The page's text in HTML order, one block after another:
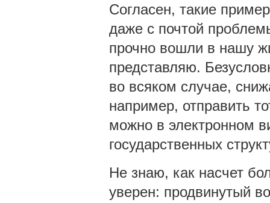
Согласен, такие
даже с почтой
прочно вошли в нашу
представляю.
во всяком случае,
например, отправить
можно в электронном
государственных
Не знаю, как насчет
уверен: продвинутый